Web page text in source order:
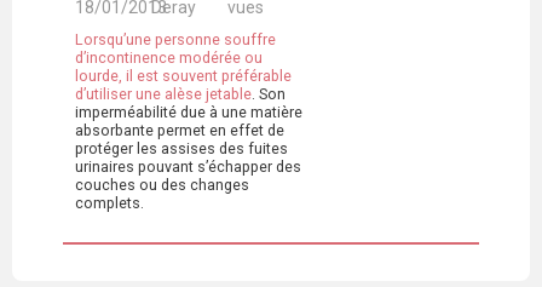
18/01/2013Deray
vues
Lorsqu’une personne souffre
d’incontinence modérée ou
lourde, il est souvent préférable
d’utiliser une alèse jetable . Son
imperméabilité due à une matière
absorbante permet en effet de
protéger les assises des fuites
urinaires pouvant s’échapper des
couches ou des changes
complets.